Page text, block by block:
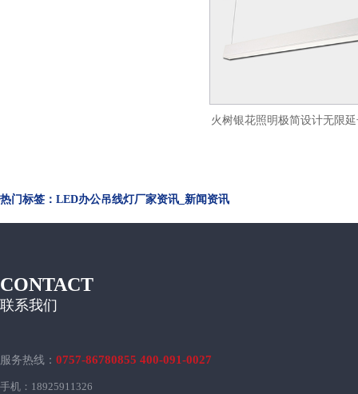
火树银花照明极简设计无限
热门标签：LED办公吊线灯厂家资讯_新闻资讯
CONTACT
联系我们
服务热线： 0757-86780855 400-091-0027
手机：18925911326